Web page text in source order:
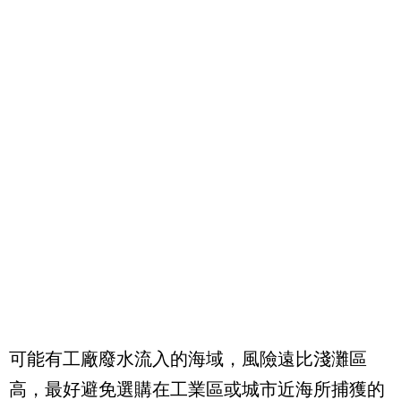
可能有工廠廢水流入的海域，風險遠比淺灘區
高，最好避免選購在工業區或城市近海所捕獲的